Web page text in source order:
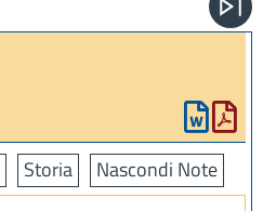
Storia Nascondi Note